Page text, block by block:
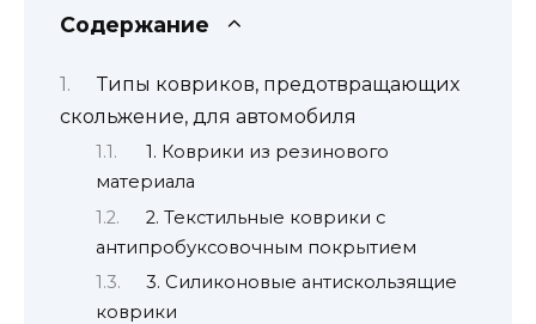
Содержание
Типы ковриков, предотвращающих
скольжение, для автомобиля
1. Коврики из резинового
материала
2. Текстильные коврики с
антипробуксовочным покрытием
3. Силиконовые антискользящие
коврики